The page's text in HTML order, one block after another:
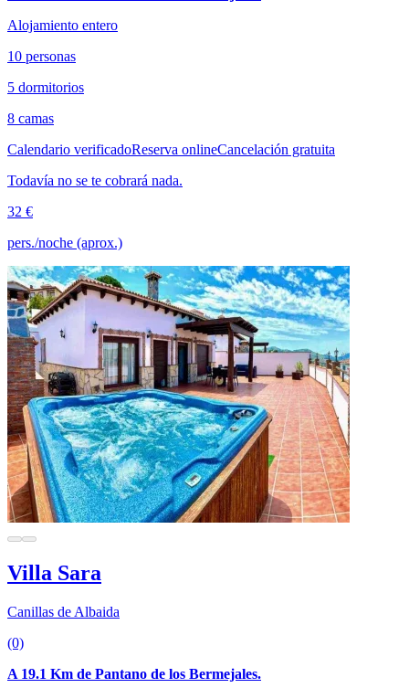
Alojamiento entero
10 personas
5 dormitorios
8 camas
Calendario verificadoReserva onlineCancelación gratuita
Todavía no se te cobrará nada.
32 €
pers./noche (aprox.)
Villa Sara
Canillas de Albaida
(0)
A 19.1 Km de Pantano de los Bermejales.